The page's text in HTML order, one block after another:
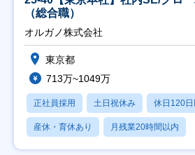
（総合職）
オルガノ株式会社
東京都
713万~1049万
正社員採用 土日祝休み 休日120日
産休・育休あり 月残業20時間以内